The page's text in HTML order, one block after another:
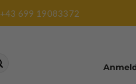
+43 699 19083372